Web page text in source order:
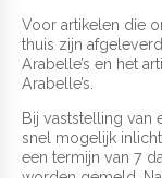
Voor artikelen die
thuis zijn
Arabelle’s en het
Arabelle’s.
Bij vaststelling van
snel mogelijk
een termijn van 7